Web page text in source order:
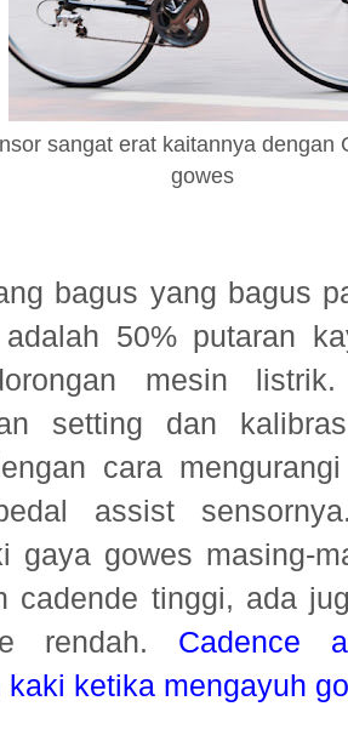
sangat erat kaitannya dengan
gowes
bagus yang bagus
50% putaran
mesin
setting dan
cara
assist
gaya gowes masing-
cadende tinggi, ada
rendah. Cadence
kaki ketika mengayuh